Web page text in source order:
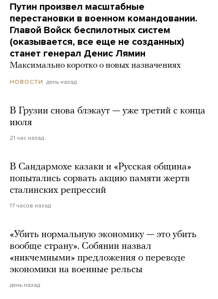
Путин произвел масштабные
перестановки в военном командовании.
Главой Войск беспилотных систем
(оказывается, все еще не созданных)
станет генерал Денис Лямин
Максимально коротко о новых назначениях
НОВОСТИ день назад
В Грузии снова блэкаут — уже третий с конца
июля
21 час назад
В Сандармохе казаки и «Русская община»
попытались сорвать акцию памяти жертв
сталинских репрессий
17 часов назад
«Убить нормальную экономику — это убить
вообще страну». Собянин назвал
«никчемными» предложения о переводе
экономики на военные рельсы
день назад